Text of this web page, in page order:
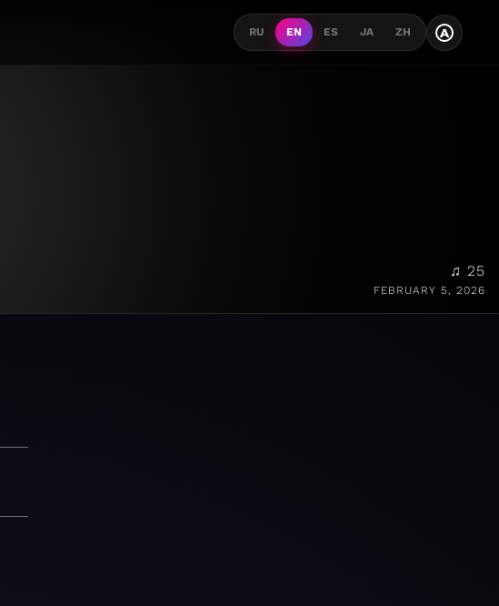
RU EN ES JA ZH A
♫ 25
FEBRUARY 5, 2026